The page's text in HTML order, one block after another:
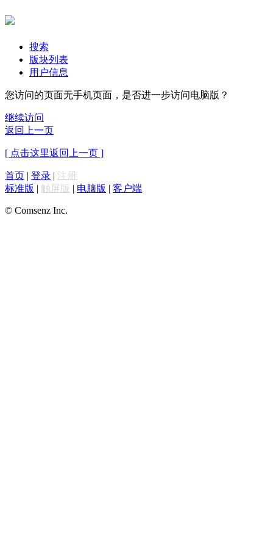
搜索
版块列表
用户信息
您访问的页面无手机页面，是否进一步访问电脑版？
继续访问
返回上一页
[ 点击这里返回上一页 ]
首页 | 登录 | 注册
标准版 | 触屏版 | 电脑版 | 客户端
© Comsenz Inc.